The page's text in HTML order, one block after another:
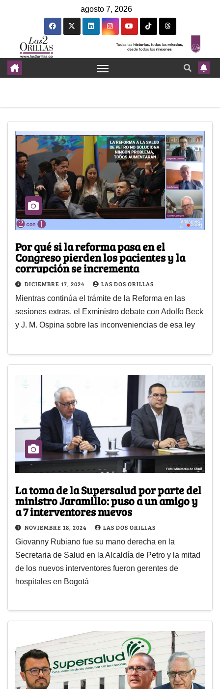
agosto 7, 2026
Por qué si la reforma pasa en el
Congreso pierden los pacientes y la
corrupción se incrementa
DICIEMBRE 17, 2024 LAS DOS ORILLAS
Mientras continúa el trámite de la Reforma en las
sesiones extras, el Exministro debate con Adolfo Beck
y J. M. Ospina sobre las inconveniencias de esa ley
La toma de la Supersalud por parte del
ministro Jaramillo: puso a un amigo y
a 7 interventores nuevos
NOVIEMBRE 18, 2024 LAS DOS ORILLAS
Giovanny Rubiano fue su mano derecha en la
Secretaria de Salud en la Alcaldía de Petro y la mitad
de los nuevos interventores fueron gerentes de
hospitales en Bogotá